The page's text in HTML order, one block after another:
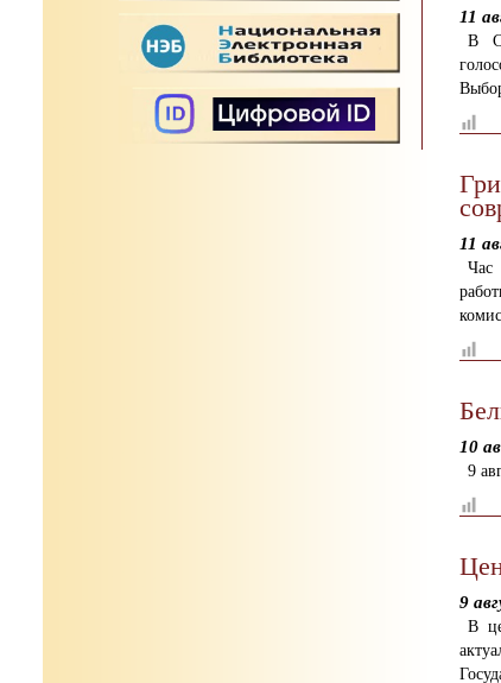
11
В
11
10
9
9
В